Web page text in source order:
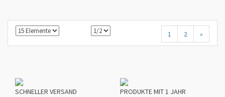
1 2 »
SCHNELLER VERSAND
PRODUKTE MIT 1 JAHR